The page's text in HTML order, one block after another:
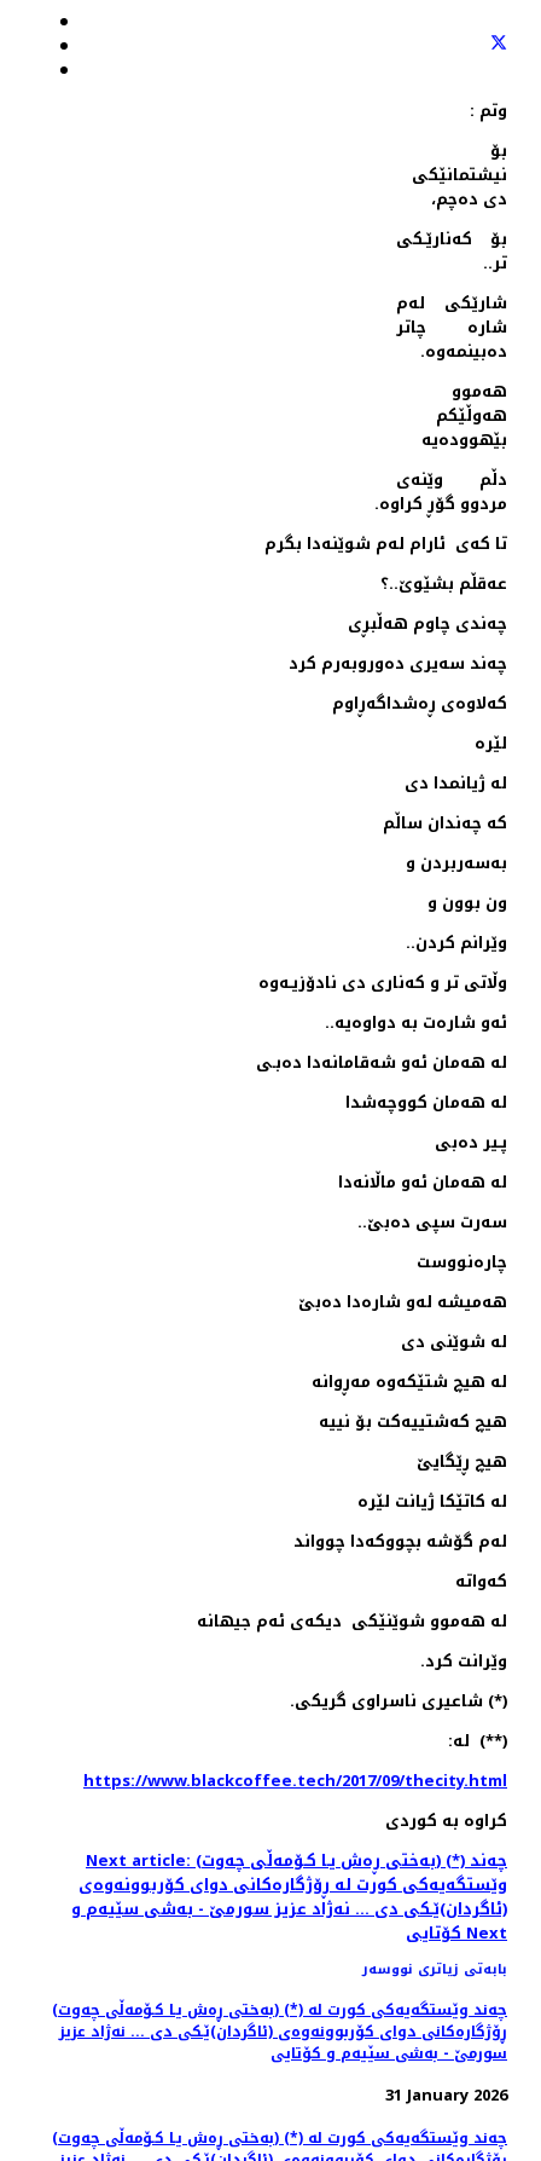
وتم :
بۆ
نیشتمانێكی
دی ده‌چم،
بۆ كه‌نارێـكی
تر..
شارێكی له‌م
شاره‌ چاتر
ده‌بینمه‌وه‌‌.
هه‌موو
هه‌وڵێكم
بێهووده‌یه‌
دڵم وێنه‌ی
مردوو گۆڕ كراوه‌.
تا كه‌ی ئارام له‌م شوێنه‌دا بگرم
عه‌قڵم بشێوێ..؟
چه‌ندی چاوم هه‌ڵبڕی
چه‌ند سه‌یری ده‌وروبه‌رم كرد
كه‌لاوه‌ی ڕه‌شداگه‌ڕاوم
لێره‌
له‌ ژیانمدا دی
كه‌ چه‌ندان ساڵم
به‌سه‌ربردن و
ون بوون و
وێرانم كردن..
وڵاتی تر و كه‌ناری دی‌ نادۆزیـه‌وه‌
ئه‌و شاره‌ت به‌ دوا‌وه‌یه‌..
له‌ هه‌مان ئه‌و شه‌قامانه‌دا ده‌بـی
له‌ هه‌مان كووچه‌شدا
پـیر ده‌بی
له‌ هه‌مان ئه‌و ماڵانه‌دا
سه‌رت سپی ده‌بێ..
چاره‌نووست
هه‌میشه‌ له‌و شاره‌دا ده‌بێ
له‌ شوێنی دی
له‌ هیچ شتێكه‌وه‌ مه‌ڕوانه‌
هیچ كه‌شتییه‌كت بۆ نییه‌
هیچ ڕێگایێ
له‌ كاتێكا ژیانت لێره‌
له‌م گۆشه‌ بچووكه‌دا چوواند
كه‌واته‌
له‌ هه‌موو شوێنێكی دیكه‌ی ئه‌م جیهانه‌
وێرانت كرد.
(*) شاعیری ناسراوی گریكی.
(**) له‌:
https://www.blackcoffee.tech/2017/09/thecity.html
كراوه‌ به‌ كوردی
Next article: (به‌ختی ڕه‌ش یـا كـۆمه‌ڵی چه‌وت) (*) چه‌ند
وێستگه‌یه‌كی كورت له‌ ڕۆژگاره‌كانی دوای كۆربوونه‌وه‌ی
(ئاگردان)ێـكی دی ... نه‌ژاد عزیز سورمێ - به‌شی سێیه‌م و
كۆتاییNext
بابەتی زیاتری نووسەر
(به‌ختی ڕه‌ش یـا كـۆمه‌ڵی چه‌وت) (*) چه‌ند وێستگه‌یه‌كی كورت له‌
ڕۆژگاره‌كانی دوای كۆربوونه‌وه‌ی (ئاگردان)ێـكی دی ... نه‌ژاد عزیز
سورمێ - به‌شی سێیه‌م و كۆتایی
31 January 2026
(به‌ختی ڕه‌ش یـا كـۆمه‌ڵی چه‌وت) (*) چه‌ند وێستگه‌یه‌كی كورت له‌